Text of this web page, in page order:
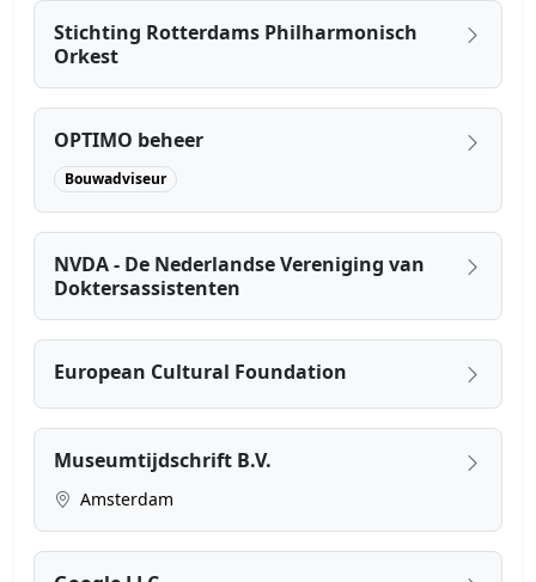
Stichting Rotterdams Philharmonisch
Orkest
OPTIMO beheer
Bouwadviseur
NVDA - De Nederlandse Vereniging van
Doktersassistenten
European Cultural Foundation
Museumtijdschrift B.V.
Amsterdam